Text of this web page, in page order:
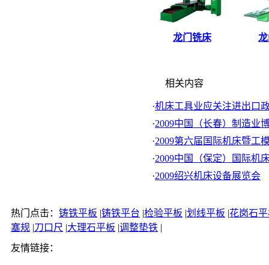
龙门铣床
相关内容
·机床工具业应关注进出口
·2009中国（长春）制造业
·2009第六届国际机床暨工
·2009中国（保定）国际机
·2009绍兴机床设备展览会
热门点击： 铸铁平板 |铸铁平台 |检验平板 |划线平板 |花岗石
塞规 |刀口尺 |大理石平板 |调整垫铁 |
友情链接：